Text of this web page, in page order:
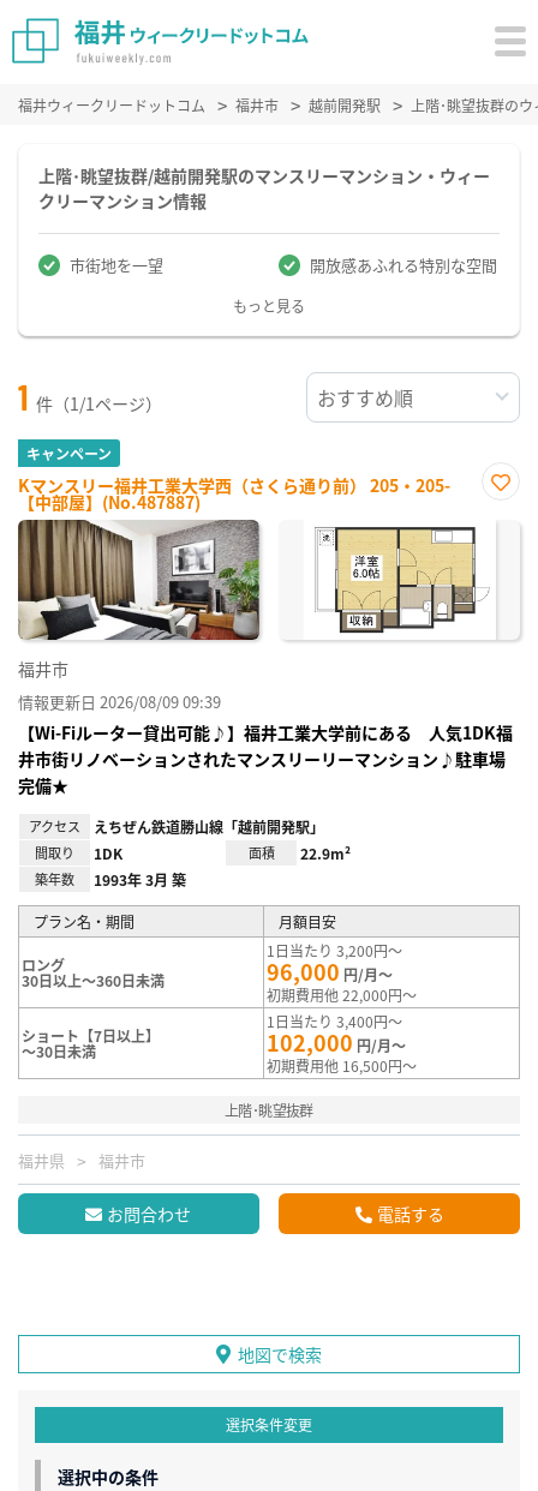
福井ウィークリードットコム 福井市 越前開発駅 上階･眺望抜群の
上階･眺望抜群/越前開発駅のマンスリーマンション・ウィー
クリーマンション情報
市街地を一望 開放感あふれる特別な空間
もっと見る
1 件（1/1ページ）
キャンペーン
Kマンスリー福井工業大学西（さくら通り前） 205・205-
【中部屋】(No.487887)
に入
福井市
情報更新日 2026/08/09 09:39
【Wi-Fiルーター貸出可能♪】福井工業大学前にある 人気1DK福
井市街リノベーションされたマンスリーリーマンション♪駐車場
完備★
アクセス えちぜん鉄道勝山線「越前開発駅」
間取り 1DK 面積 22.9m²
築年数 1993年 3月 築
プラン名・期間 月額目安
ロング
30日以上～360日未満
1日当たり 3,200円～
96,000 円/月～
初期費用他 22,000円～
ショート【7日以上】
～30日未満
1日当たり 3,400円～
102,000 円/月～
初期費用他 16,500円～
上階･眺望抜群
福井県 福井市
お問合わせ 電話する
地図で検索
選択条件変更
選択中の条件